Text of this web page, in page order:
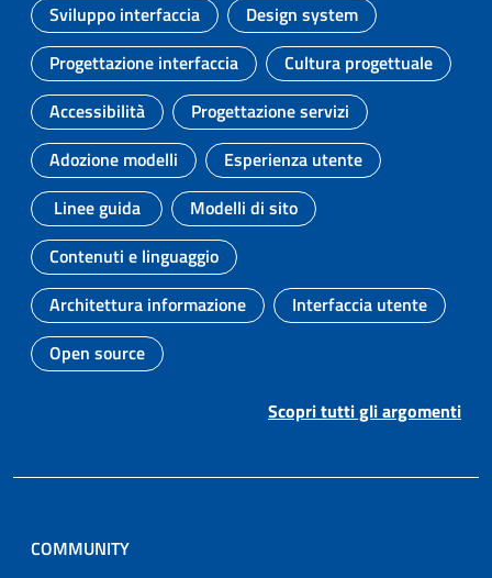
Argomento:
Sviluppo interfaccia
Argomento:
Design system
Argomento:
Progettazione interfaccia
Argomento:
Cultura progettuale
Argomento:
Accessibilità
Argomento:
Progettazione servizi
Argomento:
Adozione modelli
Argomento:
Esperienza utente
Argomento:
Linee guida
Argomento:
Modelli di sito
Argomento:
Contenuti e linguaggio
Argomento:
Architettura informazione
Argomento:
Interfaccia utente
Argomento:
Open source
Scopri tutti gli argomenti
COMMUNITY